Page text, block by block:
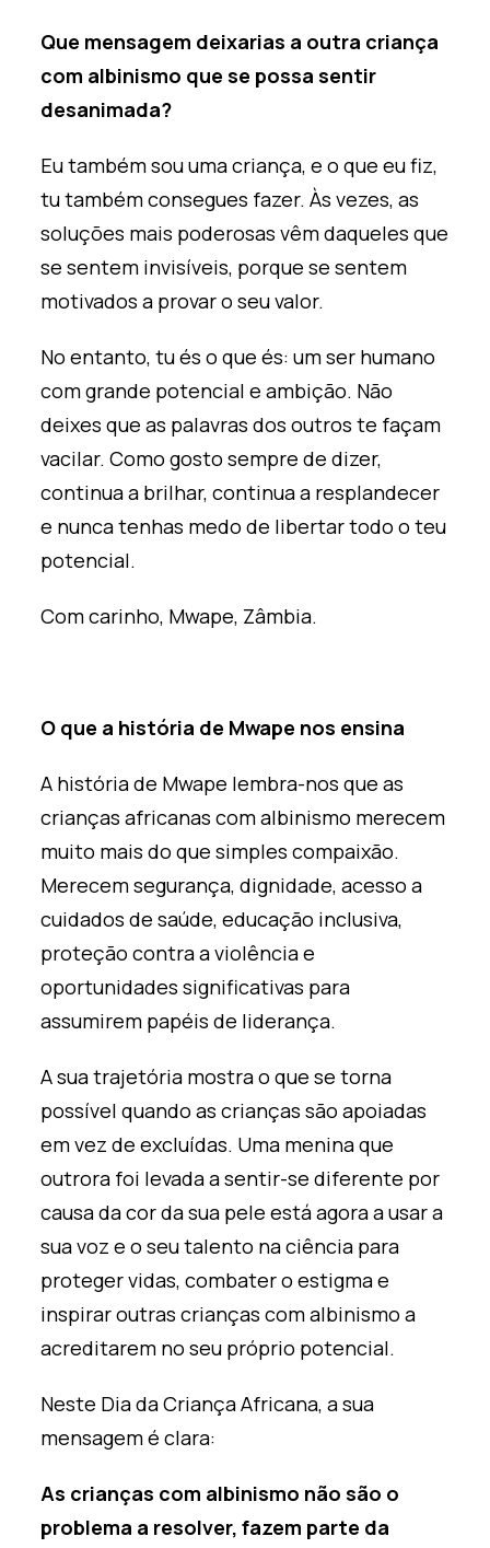
Que mensagem deixarias a outra criança
com albinismo que se possa sentir
desanimada?
Eu também sou uma criança, e o que eu fiz,
tu também consegues fazer. Às vezes, as
soluções mais poderosas vêm daqueles que
se sentem invisíveis, porque se sentem
motivados a provar o seu valor.
No entanto, tu és o que és: um ser humano
com grande potencial e ambição. Não
deixes que as palavras dos outros te façam
vacilar. Como gosto sempre de dizer,
continua a brilhar, continua a resplandecer
e nunca tenhas medo de libertar todo o teu
potencial.
Com carinho, Mwape, Zâmbia.
O que a história de Mwape nos ensina
A história de Mwape lembra-nos que as
crianças africanas com albinismo merecem
muito mais do que simples compaixão.
Merecem segurança, dignidade, acesso a
cuidados de saúde, educação inclusiva,
proteção contra a violência e
oportunidades significativas para
assumirem papéis de liderança.
A sua trajetória mostra o que se torna
possível quando as crianças são apoiadas
em vez de excluídas. Uma menina que
outrora foi levada a sentir-se diferente por
causa da cor da sua pele está agora a usar a
sua voz e o seu talento na ciência para
proteger vidas, combater o estigma e
inspirar outras crianças com albinismo a
acreditarem no seu próprio potencial.
Neste Dia da Criança Africana, a sua
mensagem é clara:
As crianças com albinismo não são o
problema a resolver, fazem parte da